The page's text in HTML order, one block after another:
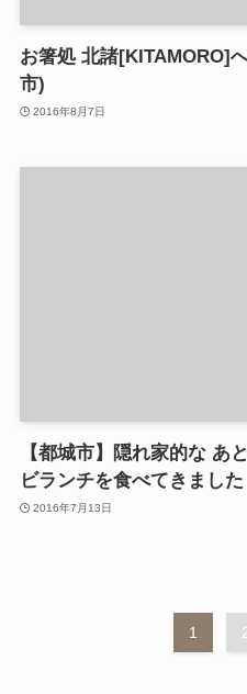
お箸処 北諸[KITAMORO]
市)
2016年8月7日
【都城市】隠れ家的な あ
ビランチを食べてきました
2016年7月13日
1